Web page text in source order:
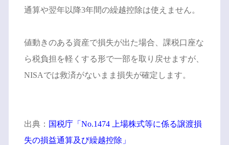
通算や翌年以降3年間の繰越控除は使えません。
値動きのある資産で損失が出た場合、課税口座な
ら税負担を軽くする形で一部を取り戻せますが、
NISAでは救済がないまま損失が確定します。
出典： 国税庁「No.1474 上場株式等に係る譲渡損
失の損益通算及び繰越控除」